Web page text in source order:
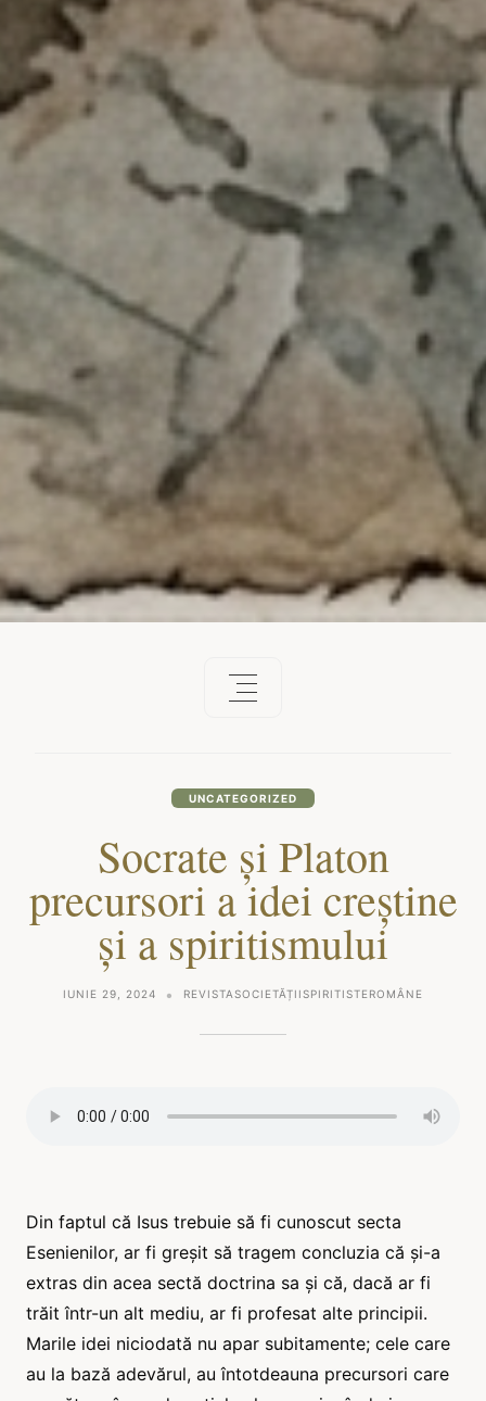
UNCATEGORIZED
Socrate și Platon
precursori a idei creștine
și a spiritismului
IUNIE 29, 2024 REVISTASOCIETĂȚIISPIRITISTEROMÂNE
Din faptul că Isus trebuie să fi cunoscut secta
Esenienilor, ar fi greșit să tragem concluzia că și-a
extras din acea sectă doctrina sa și că, dacă ar fi
trăit într-un alt mediu, ar fi profesat alte principii.
Marile idei niciodată nu apar subitamente; cele care
au la bază adevărul, au întotdeauna precursori care